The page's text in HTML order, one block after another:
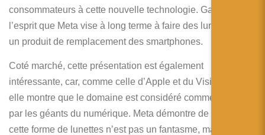
consommateurs à cette nouvelle technologie. Gardons à
l’esprit que Meta vise à long terme à faire des lunettes AR
un produit de remplacement des smartphones.
Coté marché, cette présentation est également
intéressante, car, comme celle d’Apple et du Vision Pro,
elle montre que le domaine est considéré comme important
par les géants du numérique. Meta démontre de plus que
cette forme de lunettes n’est pas un fantasme, mais bien un